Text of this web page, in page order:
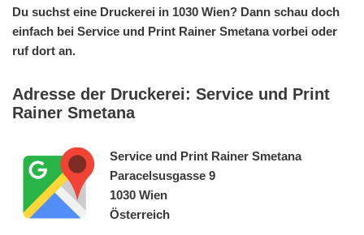
Du suchst eine Druckerei in 1030 Wien? Dann schau doch
einfach bei Service und Print Rainer Smetana vorbei oder
ruf dort an.
Adresse der Druckerei: Service und Print
Rainer Smetana
Service und Print Rainer Smetana
Paracelsusgasse 9
1030 Wien
Österreich